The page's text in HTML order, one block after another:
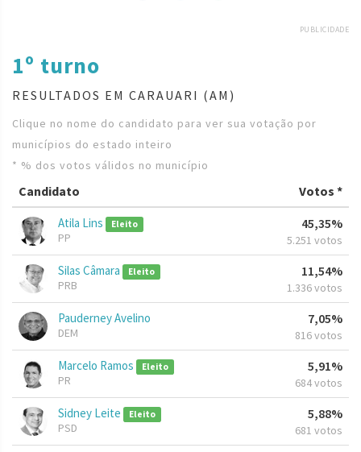
PUBLICIDADE
1º turno
RESULTADOS EM CARAUARI (AM)
Clique no nome do candidato para ver sua votação por
municípios do estado inteiro
* % dos votos válidos no município
Candidato Votos *
Atila Lins Eleito
PP
45,35%
5.251 votos
Silas Câmara Eleito
PRB
11,54%
1.336 votos
Pauderney Avelino
DEM
7,05%
816 votos
Marcelo Ramos Eleito
PR
5,91%
684 votos
Sidney Leite Eleito
PSD
5,88%
681 votos